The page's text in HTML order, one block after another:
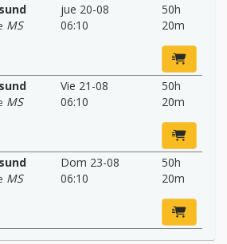
MS
jue 20-08
06:10
50h
20m
MS
Vie 21-08
06:10
50h
20m
MS
Dom 23-08
06:10
50h
20m